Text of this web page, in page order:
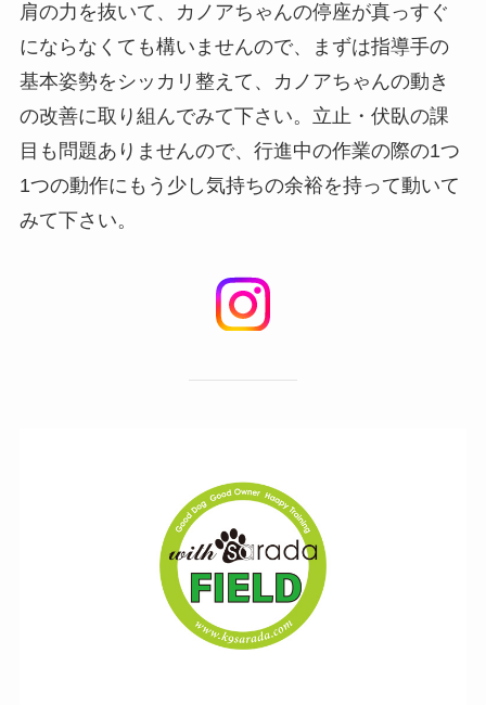
肩の力を抜いて、カノアちゃんの停座が真っすぐ
にならなくても構いませんので、まずは指導手の
基本姿勢をシッカリ整えて、カノアちゃんの動き
の改善に取り組んでみて下さい。立止・伏臥の課
目も問題ありませんので、行進中の作業の際の1つ
1つの動作にもう少し気持ちの余裕を持って動いて
みて下さい。